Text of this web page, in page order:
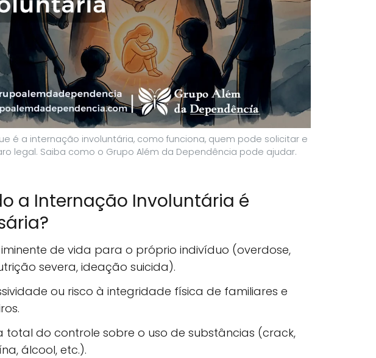
é a internação involuntária, como funciona, quem pode solicitar e
legal. Saiba como o Grupo Além da Dependência pode ajudar.
a Internação Involuntária é
iminente de vida para o próprio indivíduo (overdose,
severa, ideação suicida).
ou risco à integridade física de familiares e
total do controle sobre o uso de substâncias (crack,
álcool, etc.).